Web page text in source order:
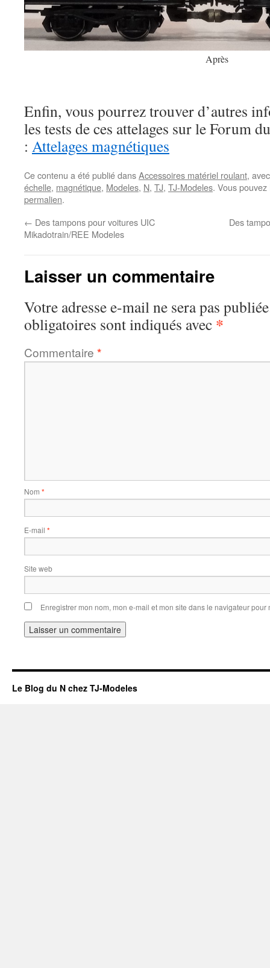
Après
Enfin, vous pourrez trouver d’autres
les tests de ces attelages sur le Forum
: Attelages magnétiques
Ce contenu a été publié dansAccessoires matériel roulant,
échelle, magnétique, Modeles, N, TJ, TJ-Modeles. Vous
permalien.
← Des tampons pour voitures UIC
Mikadotrain/REE Modeles
Des
Laisser un commentaire
Votre adresse e-mail ne sera pas
obligatoires sont indiqués avec *
Commentaire *
Nom *
E-mail *
Site web
Enregistrer mon nom, mon e-mail et mon site dans le navigateur
Le Blog du N chez TJ-Modeles